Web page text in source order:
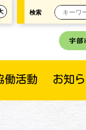
検索
宇部
働活動 お知